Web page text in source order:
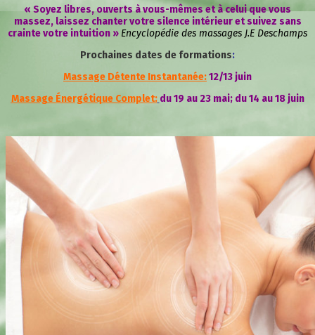
« Soyez libres, ouverts à vous-mêmes et à celui que vous
massez, laissez chanter votre silence intérieur et suivez sans
crainte votre intuition » Encyclopédie des massages J.E Deschamps
Prochaines dates de formations:
Massage Détente Instantanée:12/13 juin
Massage Énergétique Complet: du 19 au 23 mai; du 14 au 18 juin